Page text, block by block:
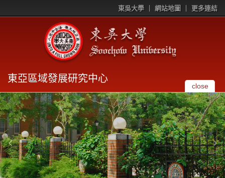
東吳大學 網站地圖 更多連結
東亞區域發展研究中心
close